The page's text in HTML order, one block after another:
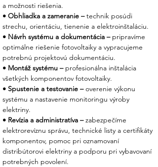
a možnosti riešenia.
• Obhliadka a zameranie – technik posúdi
strechu, orientáciu, tienenie a elektroinštaláciu.
• Návrh systému a dokumentácia – pripravíme
optimálne riešenie fotovoltaiky a vypracujeme
potrebnú projektovú dokumentáciu.
• Montáž systému – profesionálna inštalácia
všetkých komponentov fotovoltaiky.
• Spustenie a testovanie – overenie výkonu
systému a nastavenie monitoringu výroby
elektriny.
• Revízia a administratíva – zabezpečíme
elektrorevíznu správu, technické listy a certifikáty
komponentov, pomoc pri oznamovaní
distribútorovi elektriny a podporu pri vybavovaní
potrebných povolení.